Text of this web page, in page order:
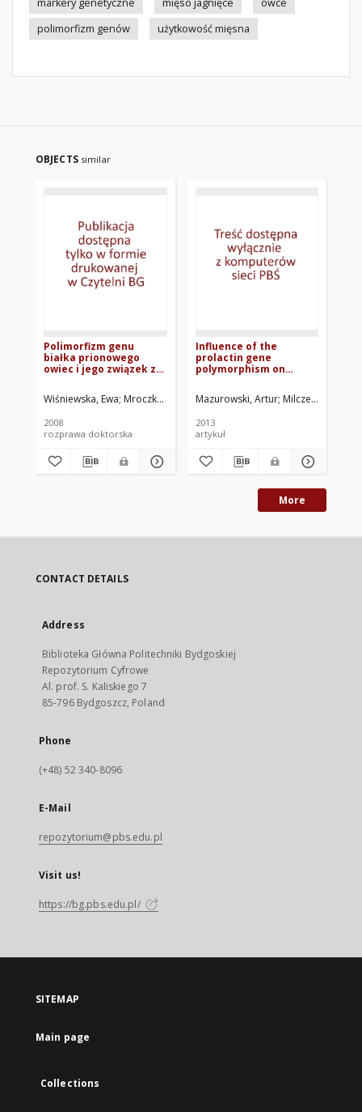
markery genetyczne
mięso jagnięce
owce
polimorfizm genów
użytkowość mięsna
OBJECTS similar
Polimorfizm genu
białka prionowego
owiec i jego związek z
produkcyjnymi
Wiśniewska, Ewa Mroczkowski, Sławomir. Promotor
2008
rozprawa doktorska
Influence of the
prolactin gene
polymorphism on
traits in sows of polish
large white breed
Mazurowski, Artur Milczewska,
2013
artykuł
More
CONTACT DETAILS
Address
Biblioteka Główna Politechniki Bydgoskiej
Repozytorium Cyfrowe
Al. prof. S. Kaliskiego 7
85-796 Bydgoszcz, Poland
Phone
(+48) 52 340-8096
E-Mail
repozytorium@pbs.edu.pl
Visit us!
https://bg.pbs.edu.pl/
SITEMAP
Main page
Collections